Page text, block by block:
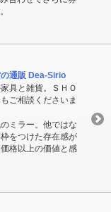
通販 Dea-Sirio
具と雑貨。ＳＨＯ
ご相談くださいま
ミラー。他ではな
をつけた存在感が
格以上の価値と感